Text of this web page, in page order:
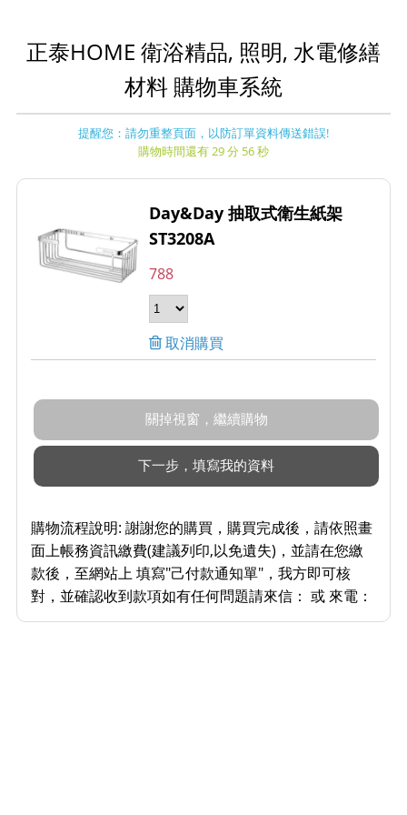
正泰HOME 衛浴精品, 照明, 水電修繕
材料 購物車系統
提醒您：請勿重整頁面，以防訂單資料傳送錯誤!
購物時間還有 29 分 56 秒
Day&Day 抽取式衛生紙架
ST3208A
788
取消購買
購物流程說明: 謝謝您的購買，購買完成後，請依照畫
面上帳務資訊繳費(建議列印,以免遺失)，並請在您繳
款後，至網站上 填寫"己付款通知單"，我方即可核
對，並確認收到款項如有任何問題請來信： 或 來電：